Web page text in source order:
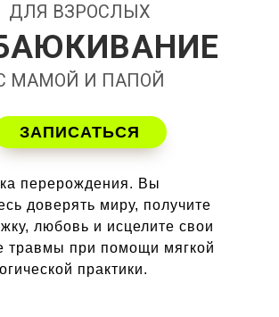
ЗАПИСАТЬСЯ
перерождения. Вы
доверять миру, получите
любовь и исцелите свои
травмы при помощи мягкой
практики.
МАМОЙ И ПАПОЙ
ДЛЯ ВЗРОСЛЫХ